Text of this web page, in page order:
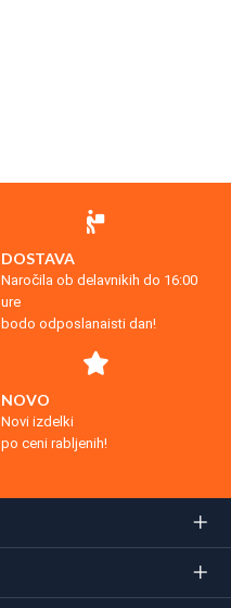
DOSTAVA
Naročila ob delavnikih do 16:00
ure
bodo odposlanaisti dan!
NOVO
Novi izdelki
po ceni rabljenih!